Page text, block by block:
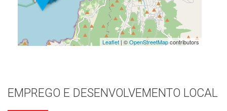
Leaflet| ©OpenStreetMapcontributors
EMPREGO E DESENVOLVEMENTO LOCAL